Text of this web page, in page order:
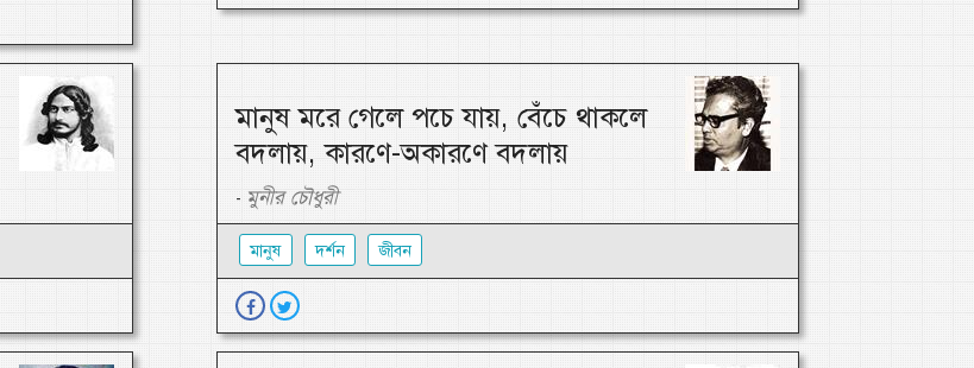
মানুষ মরে গেলে পচে যায়, বেঁচে থাকলে
বদলায়, কারণে-অকারণে বদলায়
- মুনীর চৌধুরী
মানুষ দর্শন জীবন